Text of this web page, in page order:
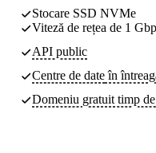
Stocare SSD NVMe
Viteză de rețea de 1
API public
Centre de dateîn
Domeniu gratuit timp